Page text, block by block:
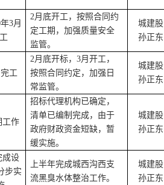
3月
2月底开工，按照合同约
定工期，加强质量安全
监管。
城建股
孙正东
工
2月底开标，3月开工，
按照合同约定，加强日
常监管。
城建股
孙正东
工作
招标代理机构已确定，
清单已编制完成，由于
政府财政资金短缺，暂
缓实施。
城建股
孙正东
成设
步实
上半年完成城西沟西支
流黑臭水体整治工作。
城建股
孙正东